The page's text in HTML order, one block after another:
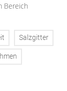
Bereich
Salzgitter